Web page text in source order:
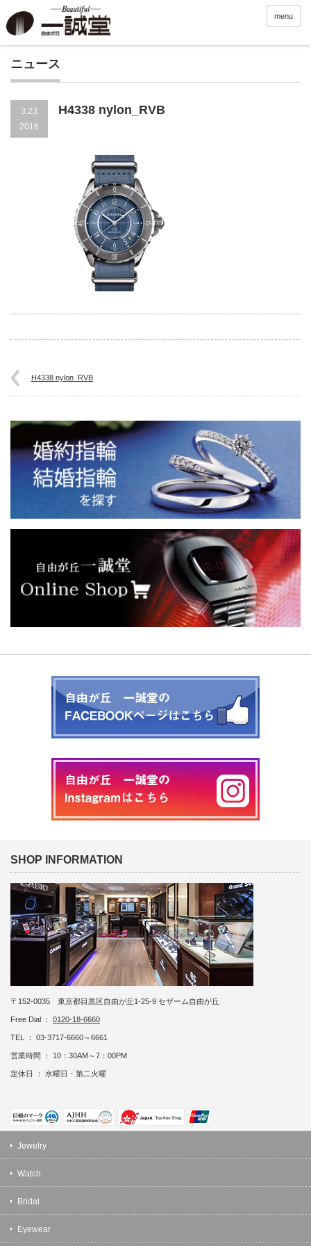
menu
ニュース
3.23
2016
H4338 nylon_RVB
H4338 nylon_RVB
SHOP INFORMATION
〒152-0035 東京都目黒区自由が丘1-25-9 セザーム自由が丘
Free Dial ： 0120-18-6660
TEL ： 03-3717-6660～6661
営業時間 ： 10：30AM～7：00PM
定休日 ： 水曜日・第二火曜
Jewelry
Watch
Bridal
Eyewear